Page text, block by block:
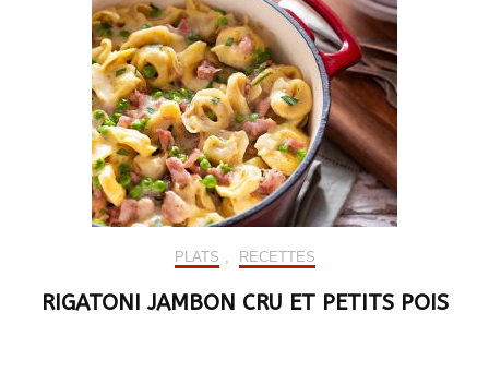
PLATS , RECETTES
RIGATONI JAMBON CRU ET PETITS POIS